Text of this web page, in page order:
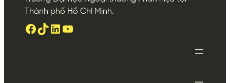
Thành phố Hồ Chí Minh.